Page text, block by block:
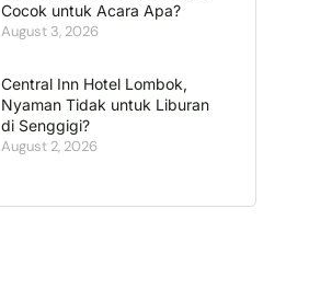
Cocok untuk Acara Apa?
August 3, 2026
Central Inn Hotel Lombok,
Nyaman Tidak untuk Liburan
di Senggigi?
August 2, 2026